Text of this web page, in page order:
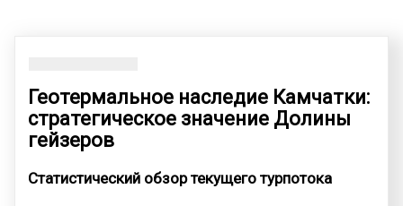
Геотермальное наследие Камчатки:
стратегическое значение Долины
гейзеров
Статистический обзор текущего турпотока